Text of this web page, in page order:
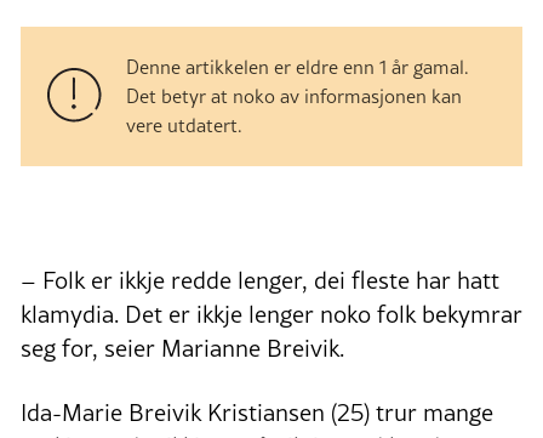
Denne artikkelen er eldre enn 1 år gamal.
Det betyr at noko av informasjonen kan
vere utdatert.
– Folk er ikkje redde lenger, dei fleste har hatt
klamydia. Det er ikkje lenger noko folk bekymrar
seg for, seier Marianne Breivik.
Ida-Marie Breivik Kristiansen (25) trur mange